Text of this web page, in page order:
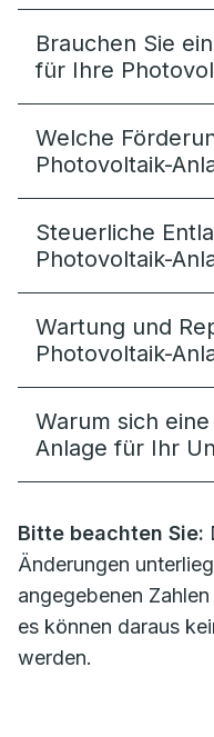
Brauchen Sie
für Ihre
Welche
Photovoltaik-
Steuerliche
Photovoltaik-
Wartung und
Photovoltaik-
Warum sich
Anlage für Ihr
Bitte beachten Sie:
Änderungen
angegebenen
es können daraus
werden.